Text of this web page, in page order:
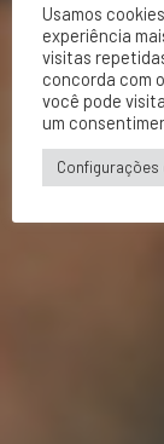
Usamos
experiência
visitas
concorda com
você pode
um
Configurações